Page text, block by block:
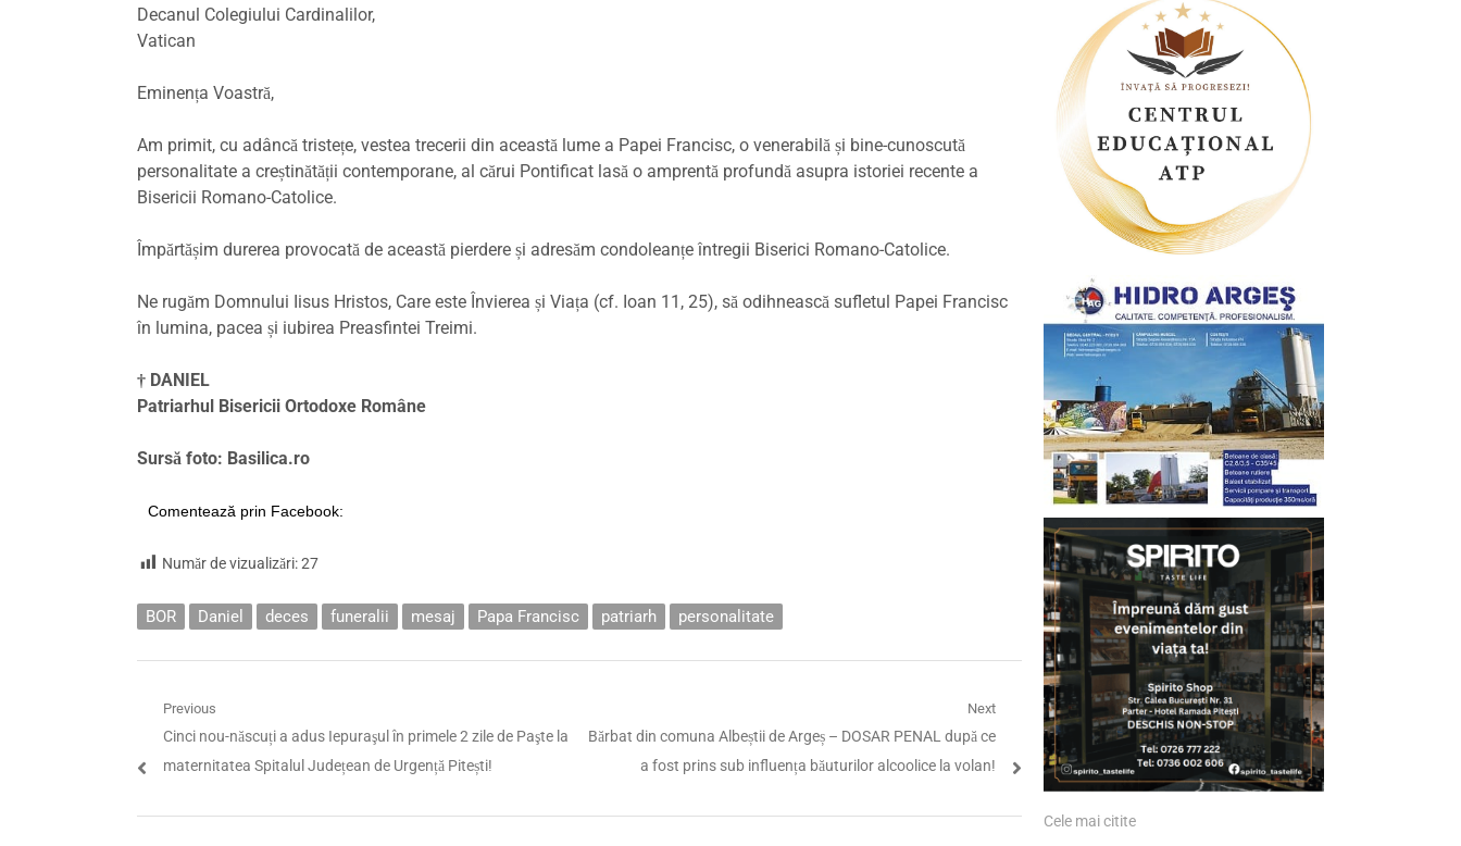
Decanul Colegiului Cardinalilor,
Vatican
Eminența Voastră,
Am primit, cu adâncă tristețe, vestea trecerii din această lume a Papei Francisc, o venerabilă și bine-cunoscută
personalitate a creștinătății contemporane, al cărui Pontificat lasă o amprentă profundă asupra istoriei recente a
Bisericii Romano-Catolice.
Împărtășim durerea provocată de această pierdere și adresăm condoleanțe întregii Biserici Romano-Catolice.
Ne rugăm Domnului Iisus Hristos, Care este Învierea și Viața (cf. Ioan 11, 25), să odihnească sufletul Papei Francisc
în lumina, pacea și iubirea Preasfintei Treimi.
† DANIEL
Patriarhul Bisericii Ortodoxe Române
Sursă foto: Basilica.ro
Comentează prin Facebook:
Număr de vizualizări:27
BOR Daniel deces funeralii mesaj Papa Francisc patriarh personalitate
Navigare
Previous
Previous
post:
Cinci nou-născuți a adus Iepuraşul în primele 2 zile de Paşte la
maternitatea Spitalul Județean de Urgență Pitești!
Next
Next
Bărbat din comuna Albeștii de Argeș – DOSAR PENAL după ce
a fost prins sub influența băuturilor alcoolice la volan!
Cele mai citite